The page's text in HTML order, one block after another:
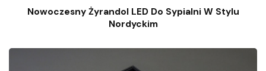
Nowoczesny Żyrandol LED Do Sypialni W Stylu
Nordyckim